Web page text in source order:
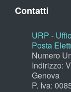
Contatti
URP -
Posta
Numero
Indirizzo:
Genova
P. Iva: